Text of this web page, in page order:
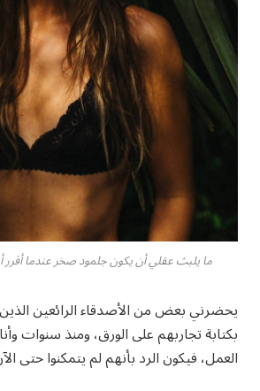
ما يلبث عقلي أن يكون جلمود صخر عندما أقرر
يحضرني بعض من الأصدقاء الرائعين
بكتابة تجاربهم على الورق، ومنذ سنوات
العمل، فيكون الرد بأنهم لم يتمكنوا حتى